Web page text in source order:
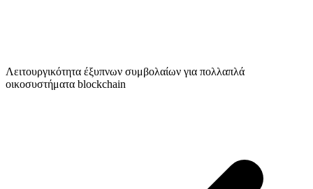
Λειτουργικότητα έξυπνων συμβολαίων για πολλαπλά
οικοσυστήματα blockchain